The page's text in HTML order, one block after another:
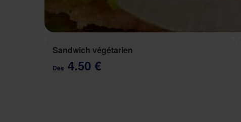
Sandwich végétarien
Dès 4.50 €